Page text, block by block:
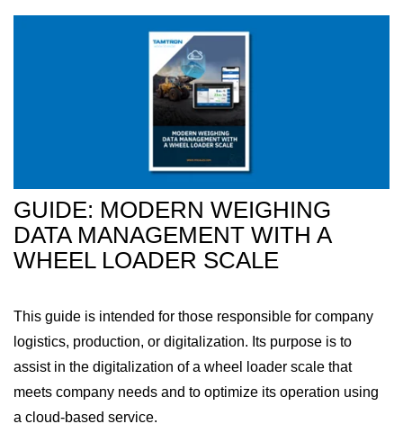
GUIDE: MODERN WEIGHING
DATA MANAGEMENT WITH A
WHEEL LOADER SCALE
This guide is intended for those responsible for company
logistics, production, or digitalization. Its purpose is to
assist in the digitalization of a wheel loader scale that
meets company needs and to optimize its operation using
a cloud-based service.